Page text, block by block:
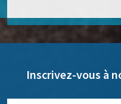
Inscrivez-vous à